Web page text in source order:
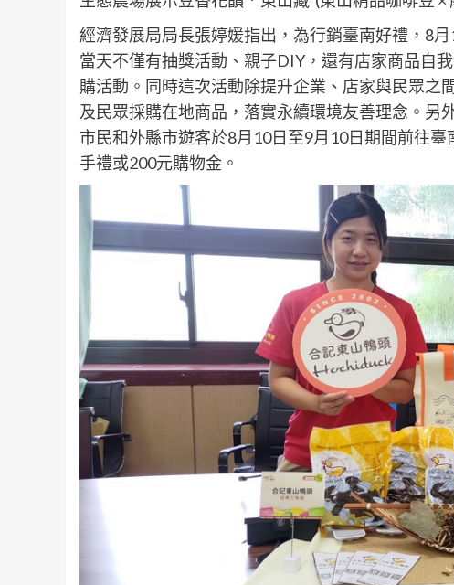
經濟發展局局長張婷媛指出，為行銷臺南好禮，8
當天不僅有抽獎活動、親子DIY，還有店家商品自
購活動。同時這次活動除提升企業、店家與民眾之
及民眾採購在地商品，落實永續環境友善理念。另
市民和外縣市遊客於8月10日至9月10日期間前往
手禮或200元購物金。